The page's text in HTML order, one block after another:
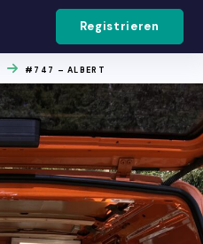
Registrieren
#747 – ALBERT